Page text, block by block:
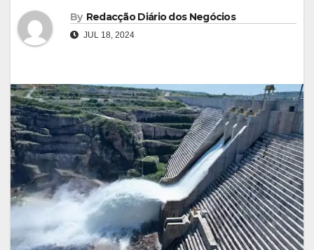
By Redacção Diário dos Negócios
JUL 18, 2024